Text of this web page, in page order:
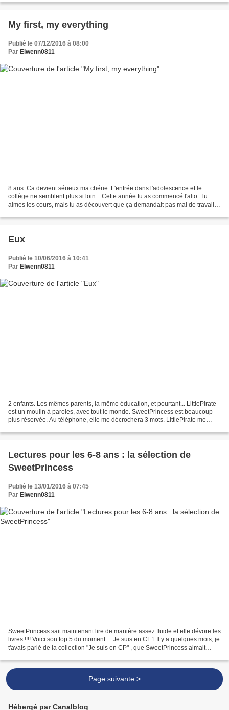
My first, my everything
Publié le 07/12/2016 à 08:00
Par Elwenn0811
8 ans. Ca devient sérieux ma chérie. L'entrée dans l'adolescence et le
collège ne semblent plus si loin... Cette année tu as commencé l'alto. Tu
aimes les cours, mais tu as découvert que ça demandait pas mal de travail et
Eux
Publié le 10/06/2016 à 10:41
Par Elwenn0811
2 enfants. Les mêmes parents, la même éducation, et pourtant... LittlePirate
est un moulin à paroles, avec tout le monde. SweetPrincess est beaucoup
plus réservée. Au téléphone, elle me décrochera 3 mots. LittlePirate me
Lectures pour les 6-8 ans : la sélection de
SweetPrincess
Publié le 13/01/2016 à 07:45
Par Elwenn0811
SweetPrincess sait maintenant lire de manière assez fluide et elle dévore les
livres !!!! Voici son top 5 du moment… Je suis en CE1 Il y a quelques mois, je
t'avais parlé de la collection "Je suis en CP" , que SweetPrincess aimait
Page suivante >
Hébergé par Canalblog